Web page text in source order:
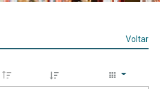
Voltar